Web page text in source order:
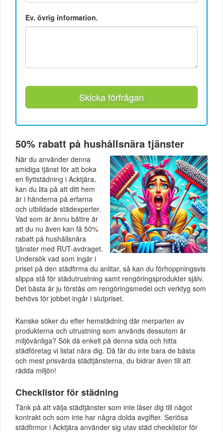
Ev. övrig information.
Skicka förfrågan
50% rabatt på hushållsnära tjänster
När du använder denna
smidiga tjänst för att boka
en flyttstädning i Acktjära,
kan du lita på att ditt hem
är i händerna på erfarna
och utbildade städexperter.
Vad som är ännu bättre är
att du nu även kan få 50%
rabatt på hushållsnära
tjänster med RUT-avdraget.
Undersök vad som ingår i
priset på den städfirma du anlitar, så kan du förhoppningsvis
slippa stå för städutrustning samt rengöringsprodukter själv.
Det bästa är ju förstås om rengöringsmedel och verktyg som
behövs för jobbet ingår i slutpriset.
Kanske söker du efter hemstädning där merparten av
produkterna och utrustning som används dessutom är
miljövänliga? Sök då enkelt på denna sida och hitta
städföretag vi listat nära dig. Då får du inte bara de bästa
och mest prisvärda städtjänsterna, du bidrar även till att
rädda miljön!
Checklistor för städning
Tänk på att välja städtjänster som inte låser dig till något
kontrakt och som inte har några dolda avgifter. Seriösa
städfirmor i Acktjära använder sig utav städ checklistor för